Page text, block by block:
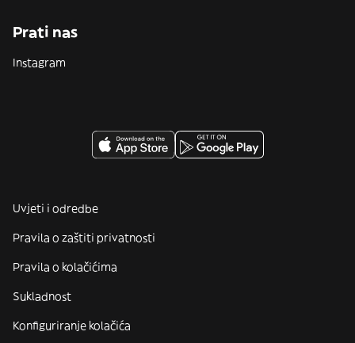
Prati nas
Instagram
Uvjeti i odredbe
Pravila o zaštiti privatnosti
Pravila o kolačićima
Sukladnost
Konfiguriranje kolačića